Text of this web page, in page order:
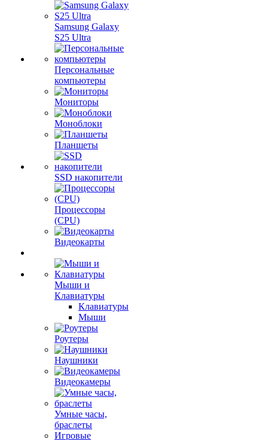
Samsung Galaxy
S25 Ultra
Персональные
компьютеры
Мониторы
Моноблоки
Планшеты
SSD накопители
Процессоры
(CPU)
Видеокарты
Мыши и
Клавиатуры
Клавиатуры
Мыши
Роутеры
Наушники
Видеокамеры
Умные часы,
браслеты
Игровые